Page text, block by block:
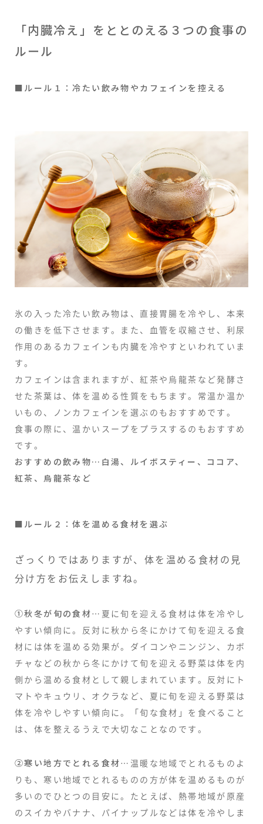
「内臓冷え」をととのえる３つの食事の
ルール
■ルール１：冷たい飲み物やカフェインを控える
氷の入った冷たい飲み物は、直接胃腸を冷やし、本来
の働きを低下させます。また、血管を収縮させ、利尿
作用のあるカフェインも内臓を冷やすといわれていま
す。
カフェインは含まれますが、紅茶や烏龍茶など発酵さ
せた茶葉は、体を温める性質をもちます。常温か温か
いもの、ノンカフェインを選ぶのもおすすめです。
食事の際に、温かいスープをプラスするのもおすすめ
です。
おすすめの飲み物…白湯、ルイボスティー、ココア、
紅茶、烏龍茶など
■ルール２：体を温める食材を選ぶ
ざっくりではありますが、体を温める食材の見
分け方をお伝えしますね。
①秋冬が旬の食材…夏に旬を迎える食材は体を冷やし
やすい傾向に。反対に秋から冬にかけて旬を迎える食
材には体を温める効果が。ダイコンやニンジン、カボ
チャなどの秋から冬にかけて旬を迎える野菜は体を内
側から温める食材として親しまれています。反対にト
マトやキュウリ、オクラなど、夏に旬を迎える野菜は
体を冷やしやすい傾向に。「旬な食材」を食べること
は、体を整えるうえで大切なことなのです。
②寒い地方でとれる食材…温暖な地域でとれるものよ
りも、寒い地域でとれるものの方が体を温めるものが
多いのでひとつの目安に。たとえば、熱帯地域が原産
のスイカやバナナ、パイナップルなどは体を冷やしま